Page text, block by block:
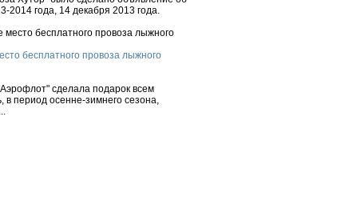
2014 года, 14 декабря 2013 года.
бесплатного провоза лыжного
сделала подарок всем
в период осенне-зимнего сезона,